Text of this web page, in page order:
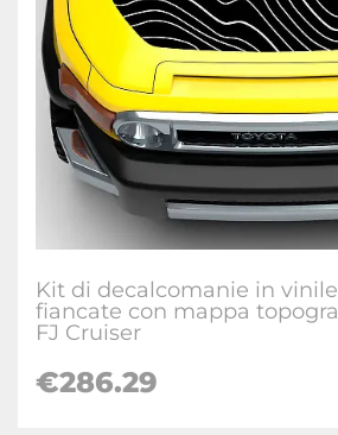
Kit di decalcomanie in
fiancate con mappa
FJ Cruiser
€286.29